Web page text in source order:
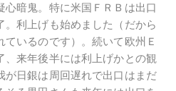
心暗鬼。特に米国ＦＲＢは出口
。利上げも始めました（だから
いるのです）。続いて欧州Ｅ
、来年後半には利上げかとの観
が日銀は周回遅れで出口はまだ